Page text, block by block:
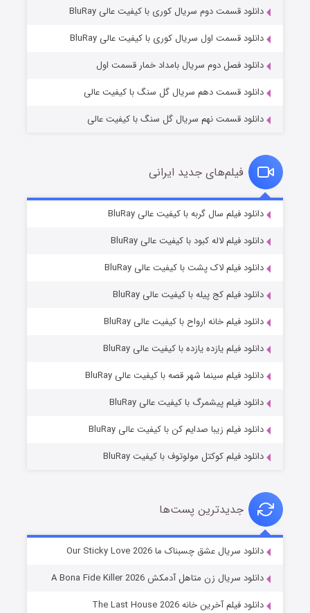
وستی ها
قسمت1 (زیرنویس) منتشر شد
قسمت6 (زیرنویس) منتشر شد
شوهر
دانلود قسمت دوم سریال کوری با کیفیت عالی BluRay
دانلود قسمت اول سریال کوری با کیفیت عالی BluRay
دانلود فصل دوم سریال بامداد خمار قسمت اول
دانلود قسمت دهم سریال گل سنگ با کیفیت عالی
دانلود قسمت نهم سریال گل سنگ با کیفیت عالی
فیلم‌های جدید ایرانی
دانلود فیلم سال گربه با کیفیت عالی BluRay
دانلود فیلم لاله کبود با کیفیت عالی BluRay
دانلود فیلم لاک پشت با کیفیت عالی BluRay
دانلود فیلم کج‌ پیله با کیفیت عالی BluRay
دانلود فیلم خانه ارواح با کیفیت عالی BluRay
دانلود فیلم یازده یازده با کیفیت عالی BluRay
دانلود فیلم سینما شهر قصه با کیفیت عالی BluRay
دانلود فیلم پیشمرگ با کیفیت عالی BluRay
دانلود فیلم زیبا صدایم کن با کیفیت عالی BluRay
دانلود فیلم کوکتل مولوتوف با کیفیت BluRay
جدیدترین پست‌ها
دانلود سریال عشق چسبناک ما Our Sticky Love 2026
دانلود سریال زن متاهل آدمکش A Bona Fide Killer 2026
دانلود فیلم آخرین خانه The Last House 2026